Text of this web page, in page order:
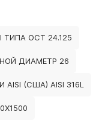
ОСТ 24.125
ДИАМЕТР 26
(США) AISI 316L